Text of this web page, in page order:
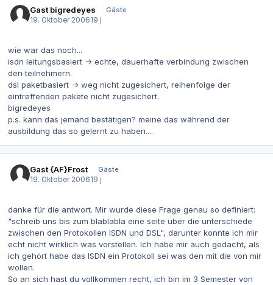
Gast bigredeyes
Gäste
19. Oktober 200619 j
wie war das noch...
isdn leitungsbasiert -> echte, dauerhafte verbindung zwischen
den teilnehmern.
dsl paketbasiert -> weg nicht zugesichert, reihenfolge der
eintreffenden pakete nicht zugesichert.
bigredeyes
p.s. kann das jemand bestätigen? meine das während der
ausbildung das so gelernt zu haben....
Gast {AF}Frost
Gäste
19. Oktober 200619 j
danke für die antwort. Mir wurde diese Frage genau so definiert:
"schreib uns bis zum blablabla eine seite über die unterschiede
zwischen den Protokollen ISDN und DSL", darunter konnte ich mir
echt nicht wirklich was vorstellen. Ich habe mir auch gedacht, als
ich gehört habe das ISDN ein Protokoll sei was den mit die von mir
wollen.
So an sich hast du vollkommen recht, ich bin im 3 Semester von